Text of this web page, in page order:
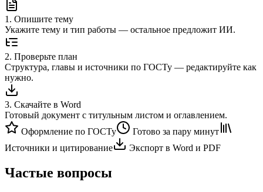
1. Опишите тему
Укажите тему и тип работы — остальное предложит ИИ.
2. Проверьте план
Структура, главы и источники по ГОСТу — редактируйте как
нужно.
3. Скачайте в Word
Готовый документ с титульным листом и оглавлением.
Оформление по ГОСТу
Готово за пару минут
Источники и цитирование
Экспорт в Word и PDF
Частые вопросы